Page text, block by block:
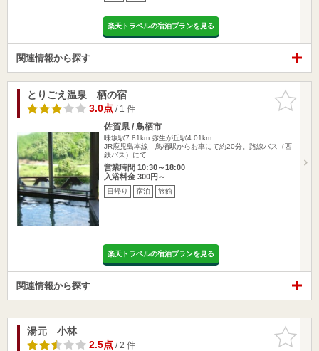
楽天トラベルの宿泊プランを見る
関連情報から探す
お気に入
りに追加
とりごえ温泉 栖の宿
3.0点/ 1 件
佐賀県 / 鳥栖市
味坂駅7.81km 弥生が丘駅4.01km
JR鹿児島本線 鳥栖駅からお車にて約20分。路線バス（西
鉄バス）にて…
営業時間 10:30～18:00
入浴料金 300円～
日帰り 宿泊 旅館
楽天トラベルの宿泊プランを見る
関連情報から探す
お気に入
りに追加
湯元 小林
2.5点/ 2 件